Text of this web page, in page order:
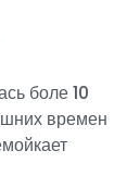
боле 10
времен